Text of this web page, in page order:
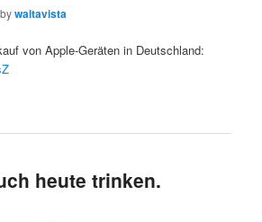
bywaltavista
von Apple-Geräten in Deutschland:
heute trinken.